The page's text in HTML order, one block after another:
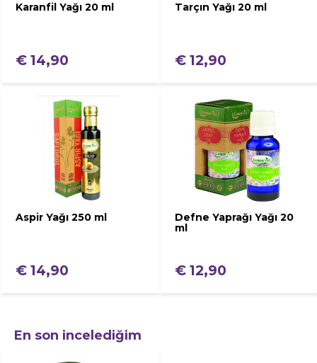
Karanfil Yağı 20 ml
€ 14,90
Tarçın Yağı 20 ml
€ 12,90
Aspir Yağı 250 ml
€ 14,90
Defne Yaprağı Yağı 20
ml
€ 12,90
En son incelediğim